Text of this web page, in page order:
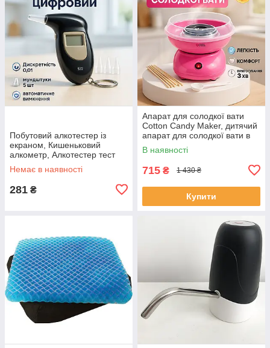
Побутовий алкотестер із
екраном, Кишеньковий
алкометр, Алкотестер тест
Драгер PV-60
Немає в наявності
281 ₴
Апарат для солодкої вати
Cotton Candy Maker, дитячий
апарат для солодкої вати в
домашніх умовах OT-47
В наявності
715 ₴ 1 430 ₴
Купити